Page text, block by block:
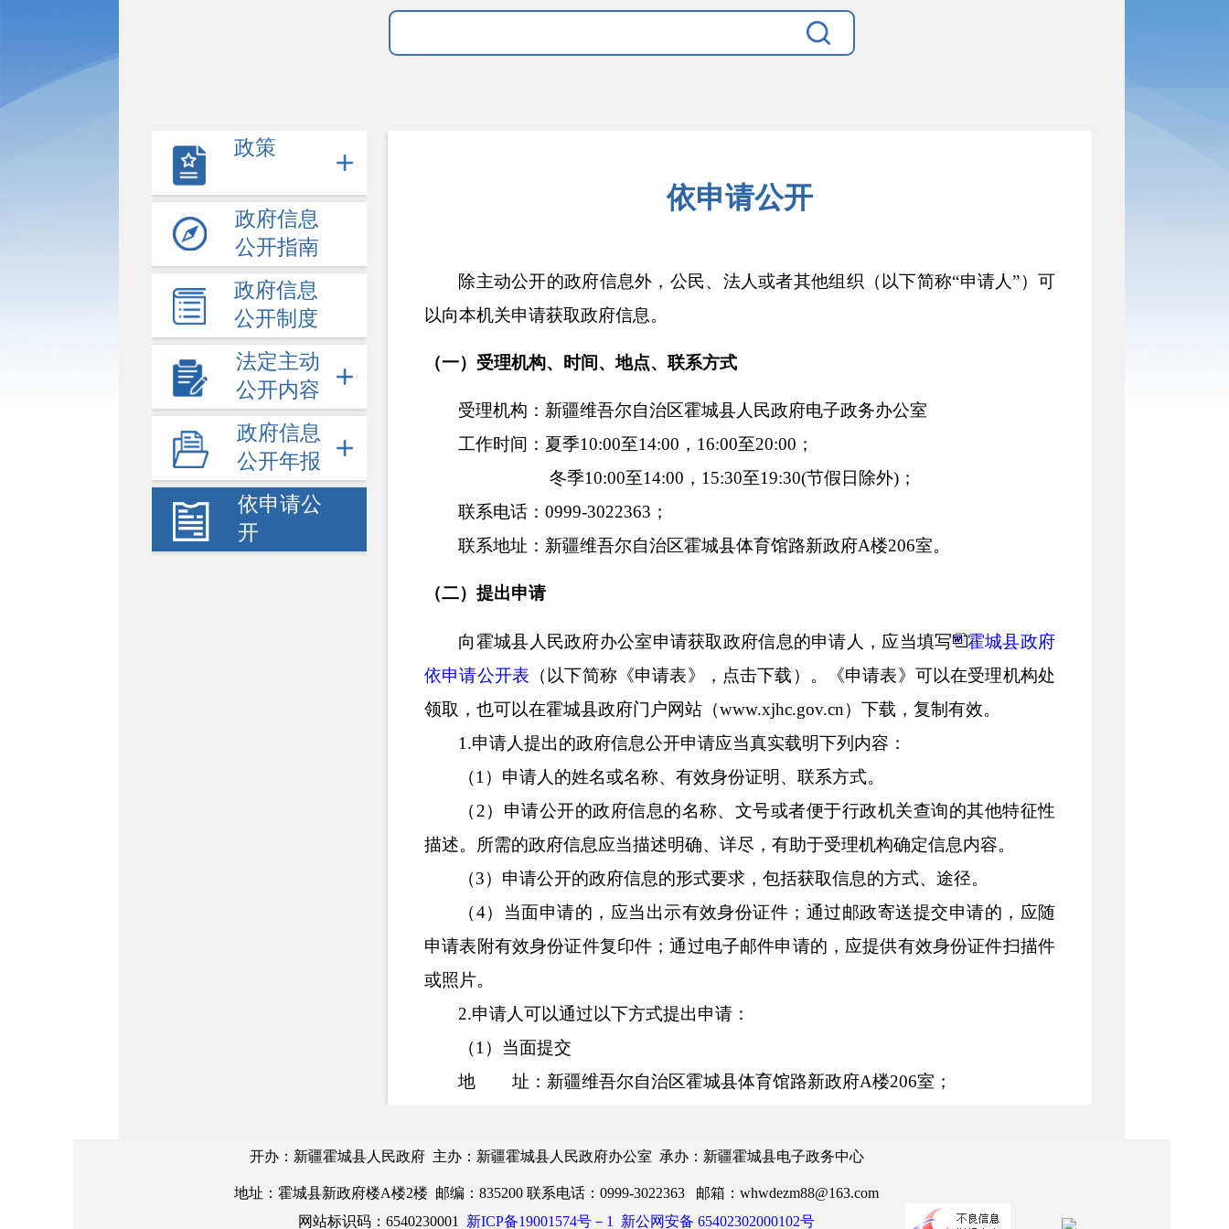
政策
政府信息
公开指南
政府信息
公开制度
法定主动
公开内容
政府信息
公开年报
依申请公
开
依申请公开
除主动公开的政府信息外，公民、法人或者其他组织（以下简称“申请人”）可
以向本机关申请获取政府信息。
（一）受理机构、时间、地点、联系方式
受理机构：新疆维吾尔自治区霍城县人民政府电子政务办公室
工作时间：夏季10:00至14:00，16:00至20:00 ；
冬季10:00至14:00，15:30至19:30(节假日除外) ；
联系电话：0999-3022363 ；
联系地址：新疆维吾尔自治区霍城县体育馆路新政府A楼206室。
（二）提出申请
向霍城县人民政府办公室申请获取政府信息的申请人，应当填写
霍城县政府
依申请公开表 （以下简称《申请表》，点击下载）。《申请表》可以在受理机构处
领取，也可以在霍城县政府门户网站（www.xjhc.gov.cn）下载，复制有效。
1.申请人提出的政府信息公开申请应当真实载明下列内容：
（1）申请人的姓名或名称、有效身份证明、联系方式。
（ 2）申请公开的政府信息的名称、文号或者便于行政机关查询的其他特征性
描述。所需的政府信息应当描述明确、详尽，有助于受理机构确定信息内容。
（3）申请公开的政府信息的形式要求，包括获取信息的方式、途径。
（4）当面申请的，应当出示有效身份证件；通过邮政寄送提交申请的，应随
申请表附有效身份证件复印件；通过电子邮件申请的，应提供有效身份证件扫描件
或照片。
2.申请人可以通过以下方式提出申请：
（1）当面提交
地 址：新疆维吾尔自治区霍城县体育馆路新政府A楼206室 ；
冬季10:00至14:00，15:30至19:30(节假日除外)
联系电话：0999-
开办：新疆霍城县人民政府 主办：新疆霍城县人民政府办公室 承办：新疆霍城县电子政务中心
地址：霍城县新政府楼A楼2楼 邮编：835200 联系电话：0999-3022363 邮箱：whwdezm88@163.com
网站标识码：6540230001 新ICP备19001574号－1 新公网安备 65402302000102号